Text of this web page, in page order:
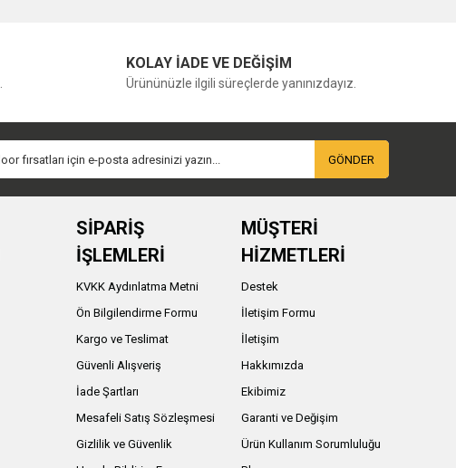
KOLAY İADE VE DEĞİŞİM
Ürününüzle ilgili süreçlerde yanınızdayız.
GÖNDER
SİPARİŞ
İŞLEMLERİ
KVKK Aydınlatma Metni
Ön Bilgilendirme Formu
Kargo ve Teslimat
Güvenli Alışveriş
İade Şartları
Mesafeli Satış Sözleşmesi
Gizlilik ve Güvenlik
MÜŞTERİ
HİZMETLERİ
Destek
İletişim Formu
İletişim
Hakkımızda
Ekibimiz
Garanti ve Değişim
Ürün Kullanım Sorumluluğu